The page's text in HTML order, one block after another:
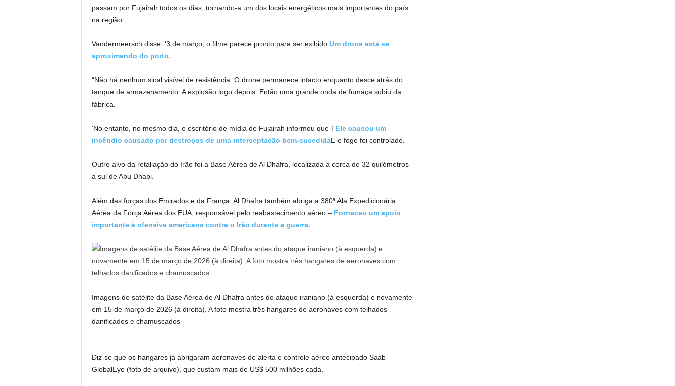
passam por Fujairah todos os dias, tornando-a um dos locais energéticos mais importantes do país
na região.
Vandermeersch disse: ‘3 de março, o filme parece pronto para ser exibido Um drone está se
aproximando do porto.
“Não há nenhum sinal visível de resistência. O drone permanece intacto enquanto desce atrás do
tanque de armazenamento. A explosão logo depois. Então uma grande onda de fumaça subiu da
fábrica.
‘No entanto, no mesmo dia, o escritório de mídia de Fujairah informou que TEle causou um
incêndio causado por destroços de uma interceptação bem-sucedidaE o fogo foi controlado.
Outro alvo da retaliação do Irão foi a Base Aérea de Al Dhafra, localizada a cerca de 32 quilómetros
a sul de Abu Dhabi.
Além das forças dos Emirados e da França, Al Dhafra também abriga a 380ª Ala Expedicionária
Aérea da Força Aérea dos EUA, responsável pelo reabastecimento aéreo – Forneceu um apoio
importante à ofensiva americana contra o Irão durante a guerra.
Imagens de satélite da Base Aérea de Al Dhafra antes do ataque iraniano (à esquerda) e novamente
em 15 de março de 2026 (à direita). A foto mostra três hangares de aeronaves com telhados
danificados e chamuscados
Diz-se que os hangares já abrigaram aeronaves de alerta e controle aéreo antecipado Saab
GlobalEye (foto de arquivo), que custam mais de US$ 500 milhões cada.